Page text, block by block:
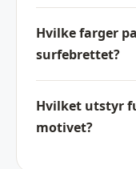
Hvilke farger
surfebrettet?
Hvilket utstyr
motivet?